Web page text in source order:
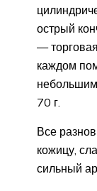
острый
—
каждом
70 г.
Все
кожицу,
сильный